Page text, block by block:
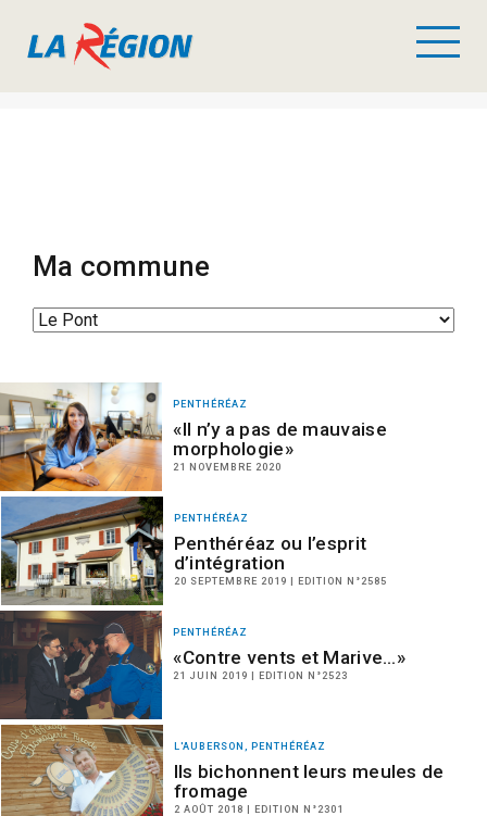
Ma commune
PENTHÉRÉAZ
«Il n’y a pas de mauvaise
morphologie»
21 NOVEMBRE 2020
PENTHÉRÉAZ
Penthéréaz ou l’esprit
d’intégration
20 SEPTEMBRE 2019 | EDITION N°2585
PENTHÉRÉAZ
«Contre vents et Marive…»
21 JUIN 2019 | EDITION N°2523
L'AUBERSON, PENTHÉRÉAZ
Ils bichonnent leurs meules de
fromage
2 AOÛT 2018 | EDITION N°2301